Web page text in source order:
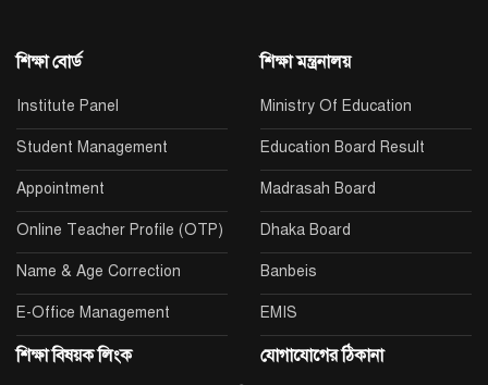
শিক্ষা বোর্ড
Institute Panel
Student Management
Appointment
Online Teacher Profile (OTP)
Name & Age Correction
E-Office Management
শিক্ষা মন্ত্রনালয়
Ministry Of Education
Education Board Result
Madrasah Board
Dhaka Board
Banbeis
EMIS
শিক্ষা বিষয়ক লিংক যোগাযোগের ঠিকানা